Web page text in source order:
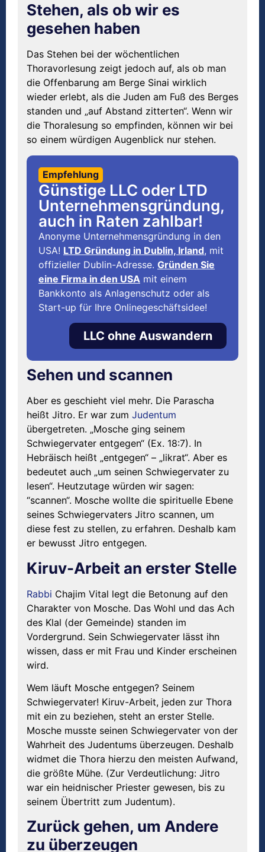
Stehen, als ob wir es
gesehen haben
Das Stehen bei der wöchentlichen
Thoravorlesung zeigt jedoch auf, als ob man
die Offenbarung am Berge Sinai wirklich
wieder erlebt, als die Juden am Fuß des Berges
standen und „auf Abstand zitterten“. Wenn wir
die Thoralesung so empfinden, können wir bei
so einem würdigen Augenblick nur stehen.
Empfehlung
Günstige LLC oder LTD
Unternehmensgründung,
auch in Raten zahlbar!
Anonyme Unternehmensgründung in den
USA! LTD Gründung in Dublin, Irland, mit
offizieller Dublin-Adresse. Gründen Sie
eine Firma in den USA mit einem
Bankkonto als Anlagenschutz oder als
Start-up für Ihre Onlinegeschäftsidee!
LLC ohne Auswandern
Sehen und scannen
Aber es geschieht viel mehr. Die Parascha
heißt Jitro. Er war zum Judentum
übergetreten. „Mosche ging seinem
Schwiegervater entgegen“ (Ex. 18:7). In
Hebräisch heißt „entgegen“ – „likrat“. Aber es
bedeutet auch „um seinen Schwiegervater zu
lesen“. Heutzutage würden wir sagen:
“scannen“. Mosche wollte die spirituelle Ebene
seines Schwiegervaters Jitro scannen, um
diese fest zu stellen, zu erfahren. Deshalb kam
er bewusst Jitro entgegen.
Kiruv-Arbeit an erster Stelle
Rabbi Chajim Vital legt die Betonung auf den
Charakter von Mosche. Das Wohl und das Ach
des Klal (der Gemeinde) standen im
Vordergrund. Sein Schwiegervater lässt ihn
wissen, dass er mit Frau und Kinder erscheinen
wird.
Wem läuft Mosche entgegen? Seinem
Schwiegervater! Kiruv-Arbeit, jeden zur Thora
mit ein zu beziehen, steht an erster Stelle.
Mosche musste seinen Schwiegervater von der
Wahrheit des Judentums überzeugen. Deshalb
widmet die Thora hierzu den meisten Aufwand,
die größte Mühe. (Zur Verdeutlichung: Jitro
war ein heidnischer Priester gewesen, bis zu
seinem Übertritt zum Judentum).
Zurück gehen, um Andere
zu überzeugen